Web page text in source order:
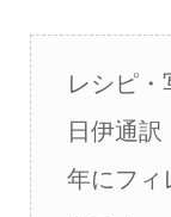
レシピ
日伊通
年にフィ